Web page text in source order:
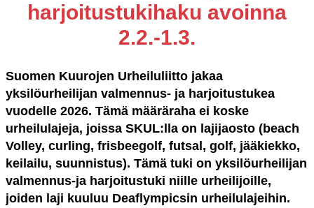
harjoitustukihaku avoinna
2.2.-1.3.
Suomen Kuurojen Urheiluliitto jakaa
yksilöurheilijan valmennus- ja harjoitustukea
vuodelle 2026. Tämä määräraha ei koske
urheilulajeja, joissa SKUL:lla on lajijaosto (beach
Volley, curling, frisbeegolf, futsal, golf, jääkiekko,
keilailu, suunnistus). Tämä tuki on yksilöurheilijan
valmennus-ja harjoitustuki niille urheilijoille,
joiden laji kuuluu Deaflympicsin urheilulajeihin.